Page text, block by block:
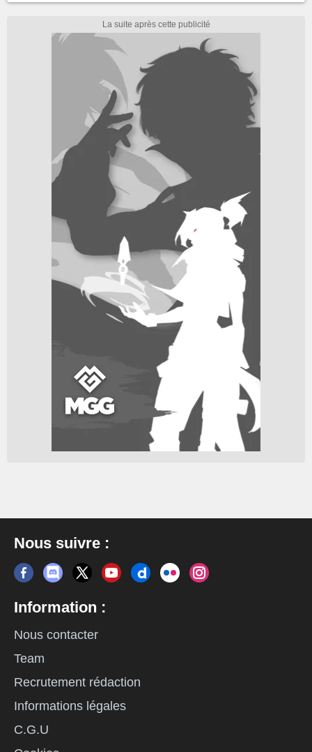
Nous suivre :
Information :
Nous contacter
Team
Recrutement rédaction
Informations légales
C.G.U